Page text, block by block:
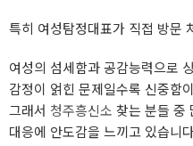
특히 여성탐정대표가 직접 방문
여성의 섬세함과 공감능력으로
감정이 얽힌 문제일수록 신중함
그래서 청주흥신소 찾는 분들 중
대응에 안도감을 느끼고 있습니